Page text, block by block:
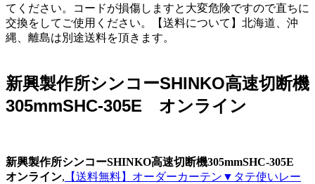
てください。コードが損傷しますと大変危険ですので直ちに
交換をしてご使用ください。【送料について】北海道、沖
縄、離島は別途送料を頂きます。
新興製作所シンコーSHINKO高速切断機
305mmSHC-305E オンライン
新興製作所シンコーSHINKO高速切断機305mmSHC-305E
オンライン, 【送料無料】オーダーカーテン▼タテ使いレー